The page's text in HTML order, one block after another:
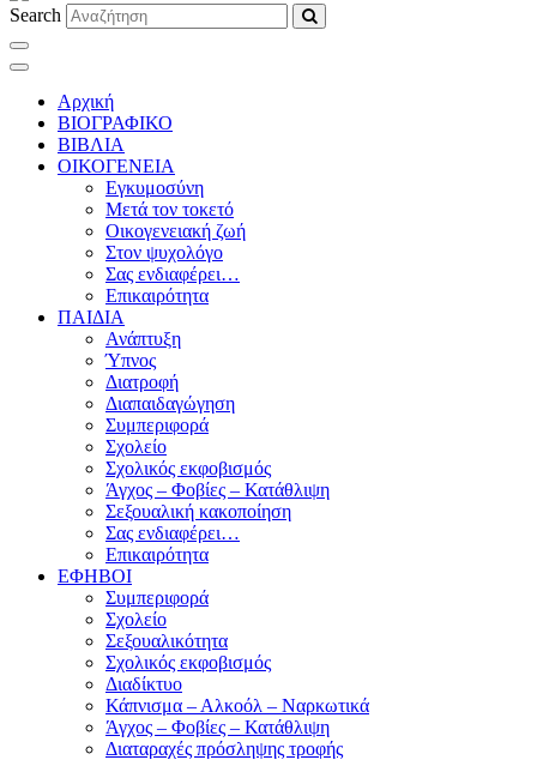
Search
Αρχική
ΒΙΟΓΡΑΦΙΚΟ
ΒΙΒΛΙΑ
ΟΙΚΟΓΕΝΕΙΑ
Εγκυμοσύνη
Μετά τον τοκετό
Οικογενειακή ζωή
Στον ψυχολόγο
Σας ενδιαφέρει…
Επικαιρότητα
ΠΑΙΔΙΑ
Ανάπτυξη
Ύπνος
Διατροφή
Διαπαιδαγώγηση
Συμπεριφορά
Σχολείο
Σχολικός εκφοβισμός
Άγχος – Φοβίες – Κατάθλιψη
Σεξουαλική κακοποίηση
Σας ενδιαφέρει…
Επικαιρότητα
ΕΦΗΒΟΙ
Συμπεριφορά
Σχολείο
Σεξουαλικότητα
Σχολικός εκφοβισμός
Διαδίκτυο
Κάπνισμα – Αλκοόλ – Ναρκωτικά
Άγχος – Φοβίες – Κατάθλιψη
Διαταραχές πρόσληψης τροφής